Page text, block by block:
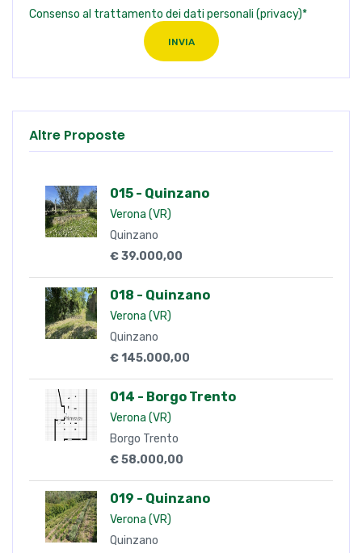
Consenso al trattamento dei dati personali (privacy)*
INVIA
Altre Proposte
015 - Quinzano
Verona (VR)
Quinzano
€ 39.000,00
018 - Quinzano
Verona (VR)
Quinzano
€ 145.000,00
014 - Borgo Trento
Verona (VR)
Borgo Trento
€ 58.000,00
019 - Quinzano
Verona (VR)
Quinzano